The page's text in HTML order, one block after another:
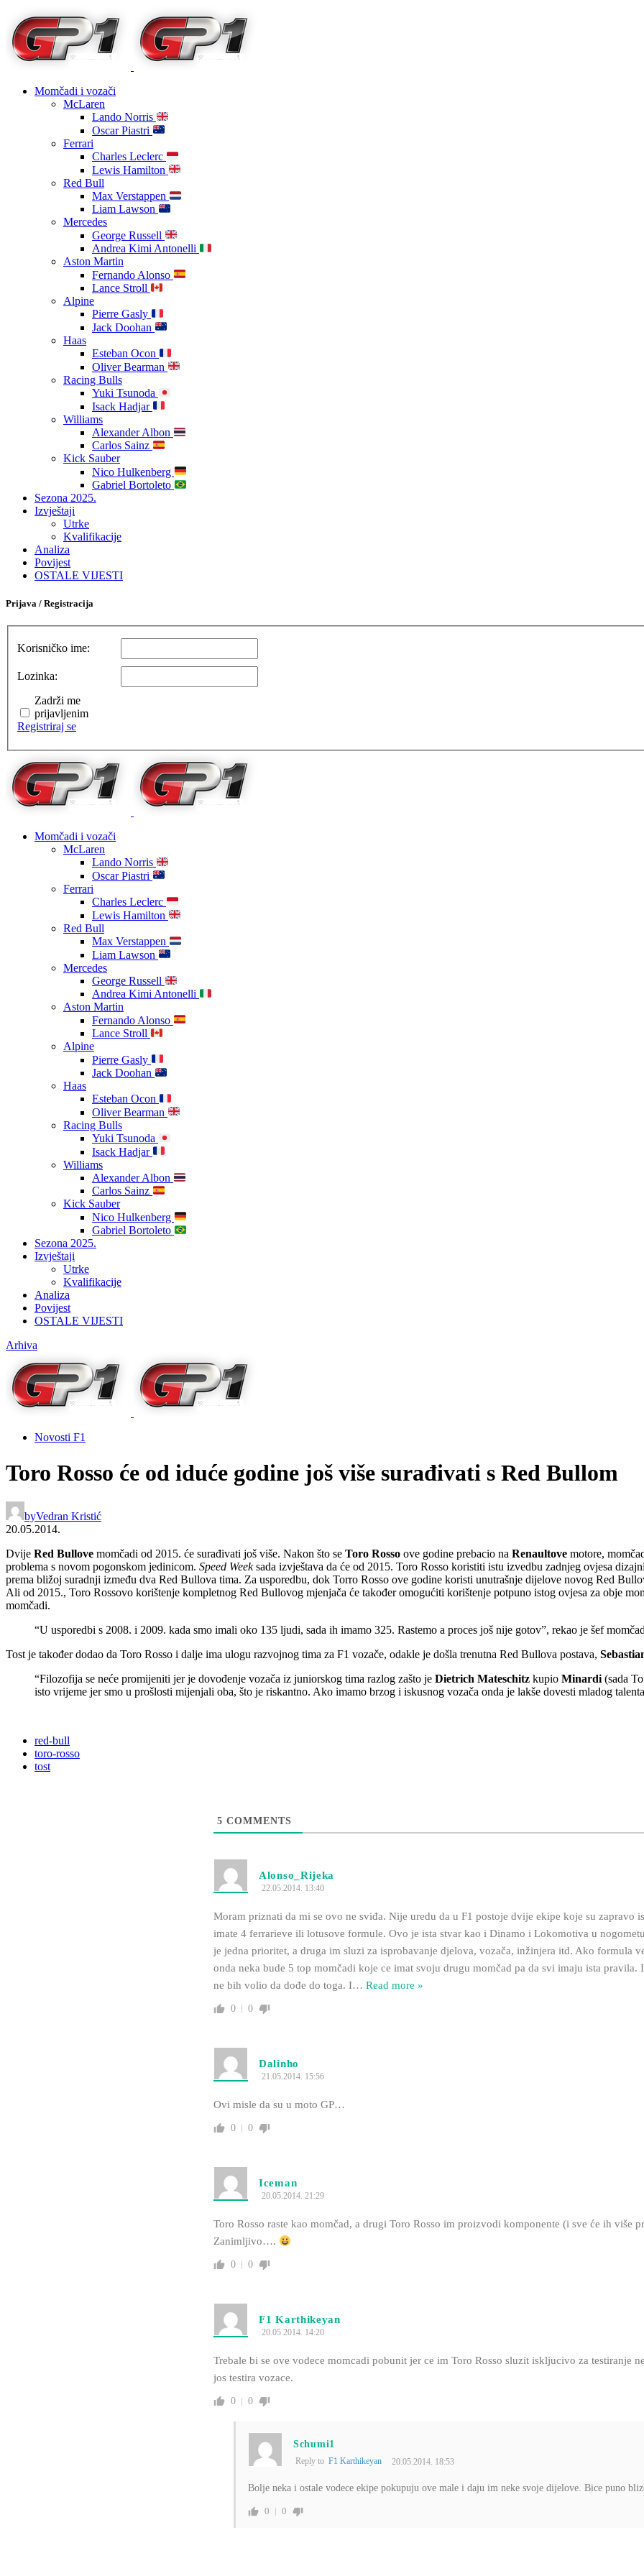
Momčadi i vozači
McLaren
Lando Norris
Oscar Piastri
Ferrari
Charles Leclerc
Lewis Hamilton
Red Bull
Max Verstappen
Liam Lawson
Mercedes
George Russell
Andrea Kimi Antonelli
Aston Martin
Fernando Alonso
Lance Stroll
Alpine
Pierre Gasly
Jack Doohan
Haas
Esteban Ocon
Oliver Bearman
Racing Bulls
Yuki Tsunoda
Isack Hadjar
Williams
Alexander Albon
Carlos Sainz
Kick Sauber
Nico Hulkenberg
Gabriel Bortoleto
Sezona 2025.
Izvještaji
Utrke
Kvalifikacije
Analiza
Povijest
OSTALE VIJESTI
Prijava / Registracija
Korisničko ime:
Lozinka:
Zadrži me
prijavljenim
Registriraj se
Momčadi i vozači
McLaren
Lando Norris
Oscar Piastri
Ferrari
Charles Leclerc
Lewis Hamilton
Red Bull
Max Verstappen
Liam Lawson
Mercedes
George Russell
Andrea Kimi Antonelli
Aston Martin
Fernando Alonso
Lance Stroll
Alpine
Pierre Gasly
Jack Doohan
Haas
Esteban Ocon
Oliver Bearman
Racing Bulls
Yuki Tsunoda
Isack Hadjar
Williams
Alexander Albon
Carlos Sainz
Kick Sauber
Nico Hulkenberg
Gabriel Bortoleto
Sezona 2025.
Izvještaji
Utrke
Kvalifikacije
Analiza
Povijest
OSTALE VIJESTI
Arhiva
Novosti F1
Toro Rosso će od iduće godine još više surađivati s Red Bullom
byVedran Kristić
20.05.2014.
Dvije Red Bullove momčadi od 2015. će surađivati još više. Nakon što se Toro Rosso ove godine prebacio na Renaultove motore,
problema s novom pogonskom jedinicom. Speed Weeksada izvještava da će od 2015. Toro Rosso koristiti istu izvedbu zadnjeg ovjesa
prema bližoj suradnji između dva Red Bullova tima. Za usporedbu, dok Torro Rosso ove godine koristi unutrašnje dijelove novog Red
Ali od 2015., Toro Rossovo korištenje kompletnog Red Bullovog mjenjača će također omogućiti korištenje potpuno istog ovjesa za obje
momčadi.
“U usporedbi s 2008. i 2009. kada smo imali oko 135 ljudi, sada ih imamo 325. Rastemo a proces još nije gotov”, rekao je šef
Tost je također dodao da Toro Rosso i dalje ima ulogu razvojnog tima za F1 vozače, odakle je došla trenutna Red Bullova postava,
“Filozofija se neće promijeniti jer je dovođenje vozača iz juniorskog tima razlog zašto je Dietrich Mateschitz kupio Minardi (sada
isto vrijeme jer smo u prošlosti mijenjali oba, što je riskantno. Ako imamo brzog i iskusnog vozača onda je lakše dovesti mladog
red-bull
toro-rosso
tost
5 COMMENTS
Alonso_Rijeka
22.05.2014. 13:40
Moram priznati da mi se ovo ne sviđa. Nije uredu da u F1 postoje dvije ekipe koje su zapravo
imate 4 ferrarieve ili lotusove formule. Ovo je ista stvar kao i Dinamo i Lokomotiva u
je jedna prioritet, a druga im sluzi za isprobavanje djelova, vozača, inžinjera itd. Ako formula
onda neka bude 5 top momčadi koje ce imat svoju drugu momčad pa da svi imaju ista pravila.
ne bih volio da dođe do toga. I… Read more »
0 0
Dalinho
21.05.2014. 15:56
Ovi misle da su u moto GP…
0 0
Iceman
20.05.2014. 21:29
Toro Rosso raste kao momčad, a drugi Toro Rosso im proizvodi komponente (i sve će ih više
Zanimljivo….
0 0
F1 Karthikeyan
20.05.2014. 14:20
Trebale bi se ove vodece momcadi pobunit jer ce im Toro Rosso sluzit iskljucivo za testiranje
jos testira vozace.
0 0
Schumi1
Reply to F1 Karthikeyan 20.05.2014. 18:53
Bolje neka i ostale vodece ekipe pokupuju ove male i daju im neke svoje dijelove. Bice puno
0 0